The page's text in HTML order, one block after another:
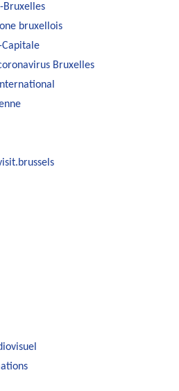
Bruxelles
bruxellois
Capitale
Bruxelles